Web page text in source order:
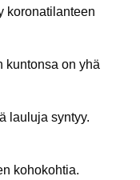
koronatilanteen
kuntonsa on yhä
lauluja syntyy.
kohokohtia.